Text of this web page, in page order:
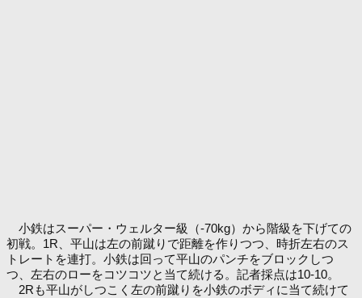
小鉄はスーパー・ウェルター級（-70kg）から階級を下げての
初戦。1R、平山は左の前蹴りで距離を作りつつ、時折左右のス
トレートを連打。小鉄は回って平山のパンチをブロックしつ
つ、左右のローをコツコツと当て続ける。記者採点は10-10。
2Rも平山がしつこく左の前蹴りを小鉄のボディに当て続けて